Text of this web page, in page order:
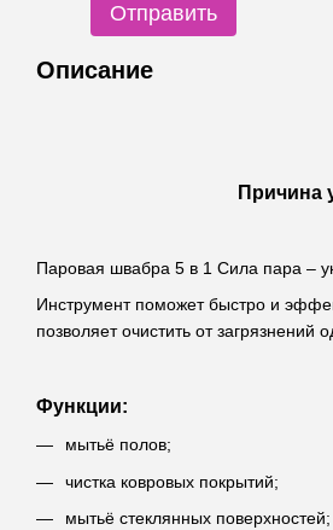
Отправить
Описание
Причина
Паровая швабра 5 в 1 Сила пара –
Инструмент поможет быстро и
позволяет очистить от загрязнений
Функции:
мытьё полов;
чистка ковровых покрытий;
мытьё стеклянных поверхностей;